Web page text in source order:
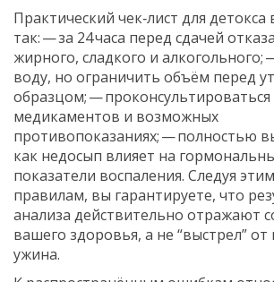
Практический чек‑лист для детокса
так: — за 24 часа перед сдачей
жирного, сладкого и алкогольного;
воду, но ограничить объём перед
образцом; —
медикаментов и возможных
противопоказаниях; — полностью
как недосып влияет на
показатели воспаления. Следуя
правилам, вы гарантируете, что
анализа действительно отражают
вашего здоровья, а не “выстрел” от
ужина.